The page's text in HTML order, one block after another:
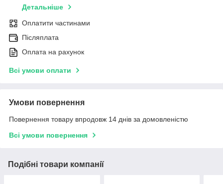
Детальніше
Оплатити частинами
Післяплата
Оплата на рахунок
Всі умови оплати
Умови повернення
Повернення товару впродовж 14 днів за домовленістю
Всі умови повернення
Подібні товари компанії